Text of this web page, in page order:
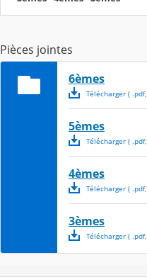
Pièces jointes
6èmes
Télécharger( .pdf,
5èmes
Télécharger( .pdf,
4èmes
Télécharger( .pdf,
3èmes
Télécharger( .pdf,